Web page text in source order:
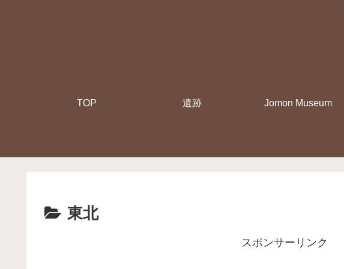
TOP 遺跡 Jomon Museum
東北
スポンサーリンク